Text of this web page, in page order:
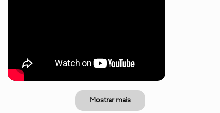
Mostrar mais